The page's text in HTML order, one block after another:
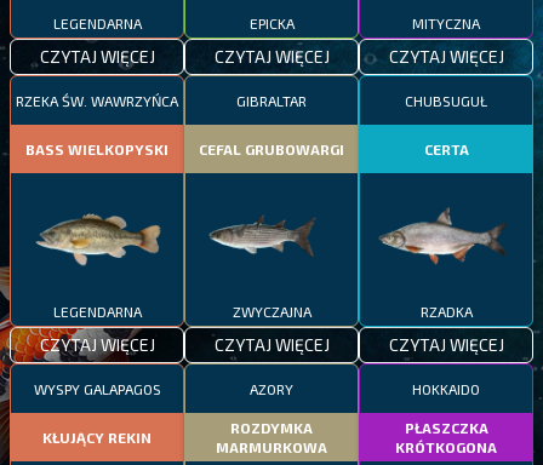
LEGENDARNA
CZYTAJ WIĘCEJ
EPICKA
CZYTAJ WIĘCEJ
MITYCZNA
CZYTAJ WIĘCEJ
RZEKA ŚW. WAWRZYŃCA
BASS WIELKOPYSKI
LEGENDARNA
CZYTAJ WIĘCEJ
GIBRALTAR
CEFAL GRUBOWARGI
ZWYCZAJNA
CZYTAJ WIĘCEJ
CHUBSUGUŁ
CERTA
RZADKA
CZYTAJ WIĘCEJ
WYSPY GALAPAGOS
KŁUJĄCY REKIN
AZORY
ROZDYMKA
MARMURKOWA
HOKKAIDO
PŁASZCZKA
KRÓTKOGONA